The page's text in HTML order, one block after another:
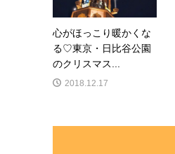
心がほっこり暖かくな
る♡東京・日比谷公園
のクリスマス...
2018.12.17